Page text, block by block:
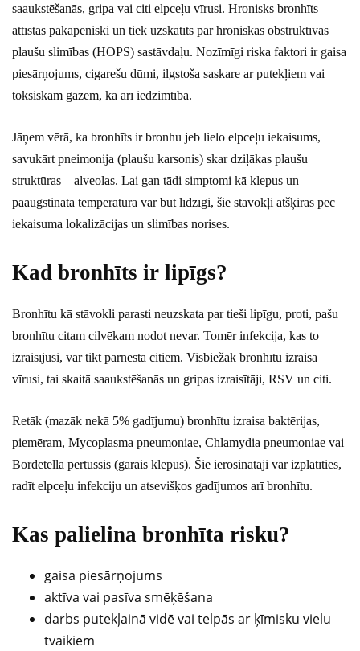
saaukstēšanās, gripa vai citi elpceļu vīrusi. Hronisks bronhīts
attīstās pakāpeniski un tiek uzskatīts par hroniskas obstruktīvas
plaušu slimības (HOPS) sastāvdaļu. Nozīmīgi riska faktori ir gaisa
piesārņojums, cigarešu dūmi, ilgstoša saskare ar putekļiem vai
toksiskām gāzēm, kā arī iedzimtība.
Jāņem vērā, ka bronhīts ir bronhu jeb lielo elpceļu iekaisums,
savukārt pneimonija (plaušu karsonis) skar dziļākas plaušu
struktūras – alveolas. Lai gan tādi simptomi kā klepus un
paaugstināta temperatūra var būt līdzīgi, šie stāvokļi atšķiras pēc
iekaisuma lokalizācijas un slimības norises.
Kad bronhīts ir lipīgs?
Bronhītu kā stāvokli parasti neuzskata par tieši lipīgu, proti, pašu
bronhītu citam cilvēkam nodot nevar. Tomēr infekcija, kas to
izraisījusi, var tikt pārnesta citiem. Visbiežāk bronhītu izraisa
vīrusi, tai skaitā saaukstēšanās un gripas izraisītāji, RSV un citi.
Retāk (mazāk nekā 5% gadījumu) bronhītu izraisa baktērijas,
piemēram, Mycoplasma pneumoniae, Chlamydia pneumoniae vai
Bordetella pertussis (garais klepus). Šie ierosinātāji var izplatīties,
radīt elpceļu infekciju un atsevišķos gadījumos arī bronhītu.
Kas palielina bronhīta risku?
gaisa piesārņojums
aktīva vai pasīva smēķēšana
darbs putekļainā vidē vai telpās ar ķīmisku vielu
tvaikiem